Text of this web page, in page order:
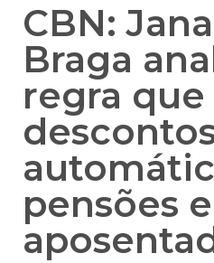
CBN:
Braga
regra
pensões e